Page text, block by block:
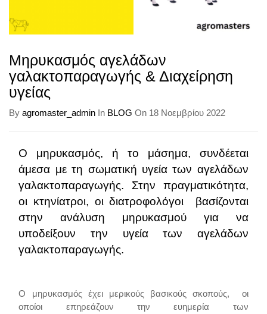
Μηρυκασμός αγελάδων
γαλακτοπαραγωγής & Διαχείρηση
υγείας
By agromaster_admin In BLOG On 18 Νοεμβρίου 2022
Ο μηρυκασμός, ή το μάσημα, συνδέεται
άμεσα με τη σωματική υγεία των αγελάδων
γαλακτοπαραγωγής. Στην πραγματικότητα,
οι κτηνίατροι, οι διατροφολόγοι βασίζονται
στην ανάλυση μηρυκασμού για να
υποδείξουν την υγεία των αγελάδων
γαλακτοπαραγωγής.
Ο μηρυκασμός έχει μερικούς βασικούς σκοπούς, οι
οποίοι επηρεάζουν την ευημερία των